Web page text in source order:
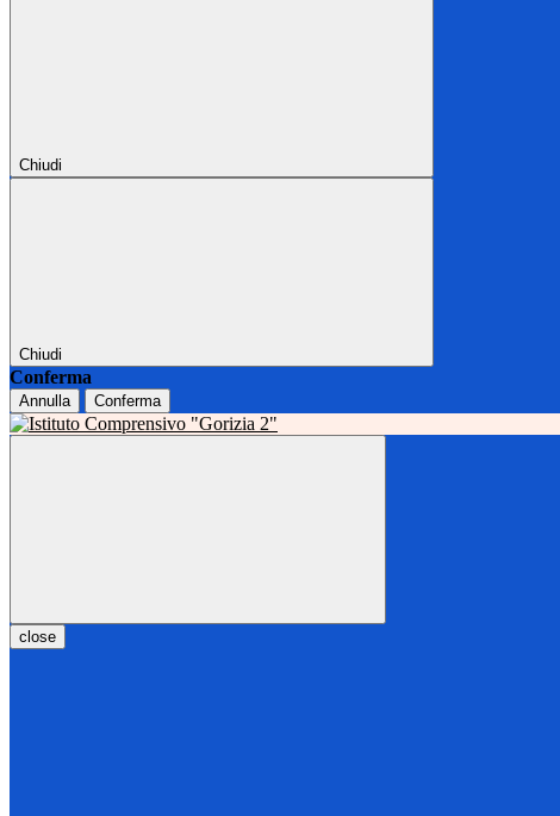
Chiudi
Chiudi
Conferma
Annulla Conferma
close